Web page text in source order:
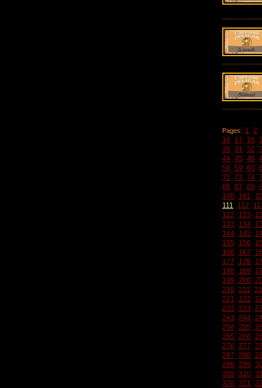
Pages: 1 2
16
17 18
30 31 32
44 45 46
58 59 60
72 73 74
86 87 88
100 101
111
112
122
123
133
134
144 145
155
156
166
167
177
178
188
189
199 200
210 211
221 222
232 233
243 244
254 255
265 266
276 277
287 288
298 299
309 310
320 321